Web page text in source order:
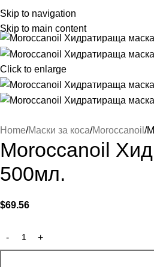
Skip to navigation
Skip to main content
Click to enlarge
Home Маски за коса Moroccanoil
Moroccanoil
500мл.
$69.56